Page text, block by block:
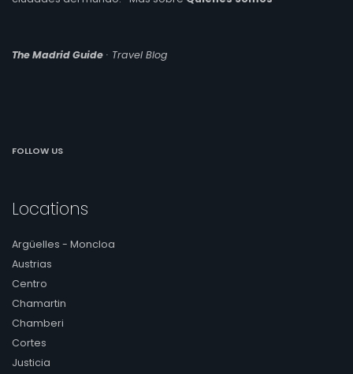
The Madrid Guide · Travel Blog
FOLLOW US
Locations
Argüelles - Moncloa
Austrias
Centro
Chamartin
Chamberi
Cortes
Justicia